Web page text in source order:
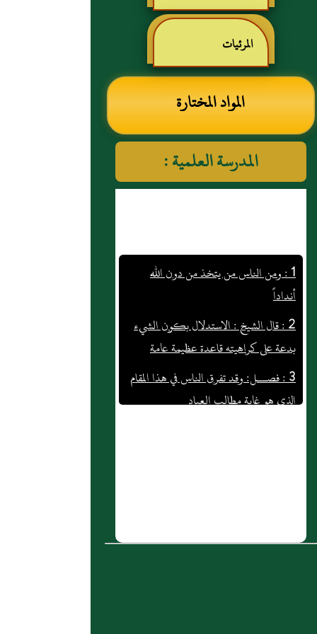
رياض الصالحين للإمام
النووي رحمهم الله تعالى
المرئيات
المواد المختارة
المدرسة العلمية :
1 : ومن الناس من يتخذ من دون الله
أنداداً
2 : قال الشيخ : الاستدلال بكون الشيء
بدعة على كراهيته قاعدة عظيمة عامة
3 : فصــل: وقد تفرق الناس في هذا المقام
الذي هو غاية مطالب العباد
4 : بَاب: الْخُضَرِ فِي الْمَنَامِ وَالرَّوْضَةِ الْخَضْرَاءِ